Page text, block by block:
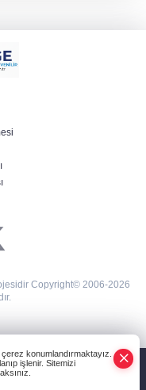
Copyright© 2006-2026
konumlandırmaktayız.
işlenir. Sitemizi